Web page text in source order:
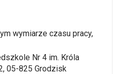
wymiarze czasu pracy,
Nr 4 im. Króla
05-825 Grodzisk